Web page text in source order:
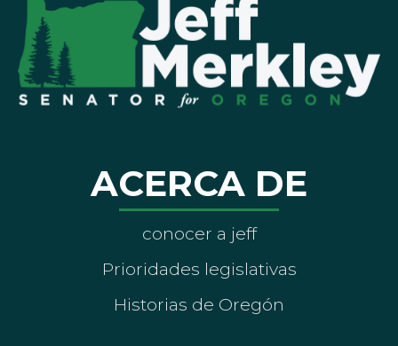
ACERCA DE
conocer a jeff
Prioridades legislativas
Historias de Oregón